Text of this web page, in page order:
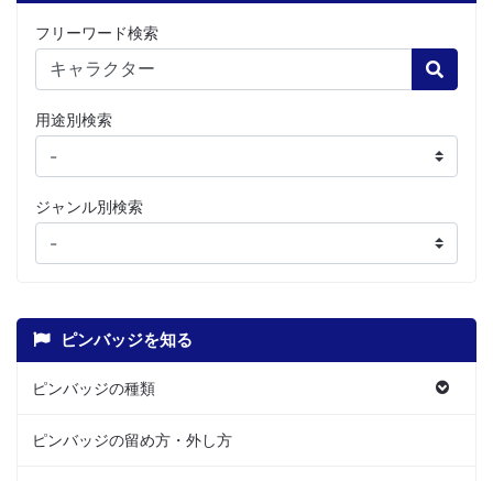
フリーワード検索
Search
用途別検索
ジャンル別検索
ピンバッジを知る
ピンバッジの種類
ピンバッジの留め方・外し方